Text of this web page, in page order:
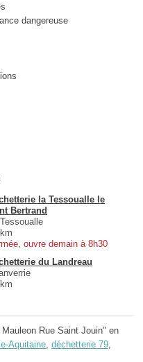
dangereuse
la Tessoualle le
Bertrand
ouvre demain à 8h30
du Landreau
Rue Saint Jouin" en
Aquitaine, déchetterie 79,